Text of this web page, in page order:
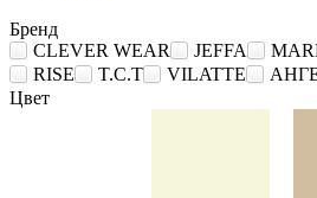
Бренд
CLEVER WEAR
JEFFA
RISE
T.C.T VILATTE
Цвет